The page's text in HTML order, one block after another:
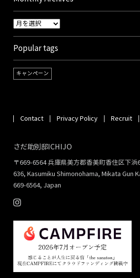
Popular tags
キャンペーン
Contact Privacy Policy Recruit
さだ助別邸ICHIJO
〒669-6564 兵庫県美方郡香美町香住区下浜
636, Kasumiku Shimonohama, Mikata Gun
669-6564, Japan